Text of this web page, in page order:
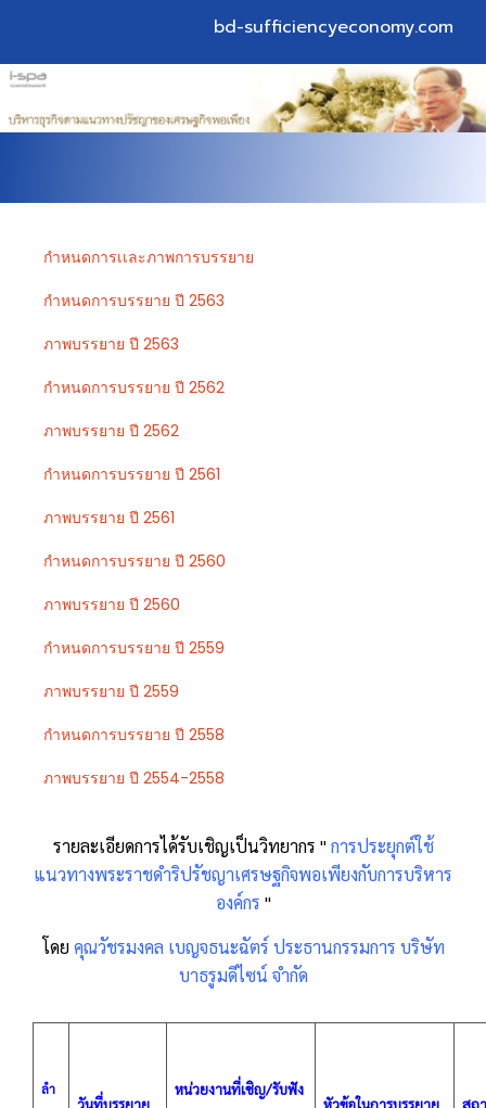
bd-sufficiencyeconomy.com
กำหนดการเเละภาพการบรรยาย
กำหนดการบรรยาย ปี 2563
ภาพบรรยาย ปี 2563
กำหนดการบรรยาย ปี 2562
ภาพบรรยาย ปี 2562
กำหนดการบรรยาย ปี 2561
ภาพบรรยาย ปี 2561
กำหนดการบรรยาย ปี 2560
ภาพบรรยาย ปี 2560
กำหนดการบรรยาย ปี 2559
ภาพบรรยาย ปี 2559
กำหนดการบรรยาย ปี 2558
ภาพบรรยาย ปี 2554-2558
รายละเอียดการได้รับเชิญเป็นวิทยากร " การประยุกต์ใช้
แนวทางพระราชดำริปรัชญาเศรษฐกิจพอเพียงกับการบริหาร
องค์กร "
โดย คุณวัชรมงคล เบญจธนะฉัตร์ ประธานกรรมการ บริษัท
บาธรูมดีไซน์ จำกัด
ลำ
หน่วยงานที่เชิญ/รับฟัง